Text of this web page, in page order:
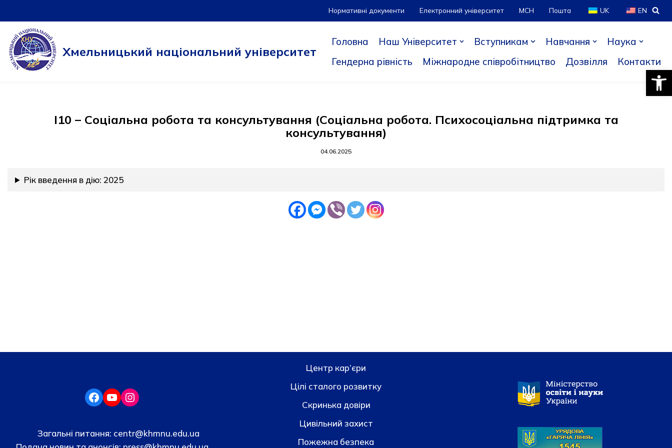
Перейти
до
вмісту
Нормативні документи Електронний університет МСН Пошта UK EN
Хмельницький національний університет
Головна Наш Університет Вступникам Навчання
Наука
Гендерна рівність
Міжнародне співробітництво Дозвілля Контакти
I10 – Соціальна робота та консультування (Соціальна робота. Психосоціальна підтримка та
консультування)
04.06.2025
Рік введення в дію: 2025
Загальні питання: centr@khmnu.edu.ua
Центр кар’єри
Цілі сталого розвитку
Скринька довiри
Цивільний захист
Пожежна безпека